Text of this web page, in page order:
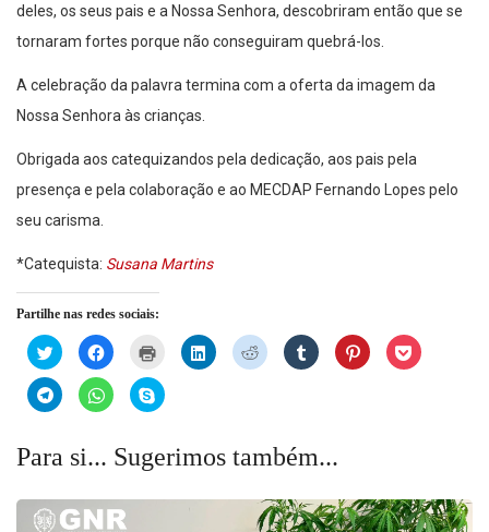
deles, os seus pais e a Nossa Senhora, descobriram então que se
tornaram fortes porque não conseguiram quebrá-los.
A celebração da palavra termina com a oferta da imagem da
Nossa Senhora às crianças.
Obrigada aos catequizandos pela dedicação, aos pais pela
presença e pela colaboração e ao MECDAP Fernando Lopes pelo
seu carisma.
*Catequista: Susana Martins
Partilhe nas redes sociais:
Click
to
share
on
Twitter
(Opens
window)
Click
to
share
on
Facebook
(Opens
window)
Click
(Opens
in
new
Click
to
share
window)
Click
to
share
window)
Click
to
share
window)
Click
to
share
Click
to
Click
to
share
(Opens
in
window)
Click
to
share
(Opens
in
window)
Click
to
(Opens
in
window)
Para si... Sugerimos também...